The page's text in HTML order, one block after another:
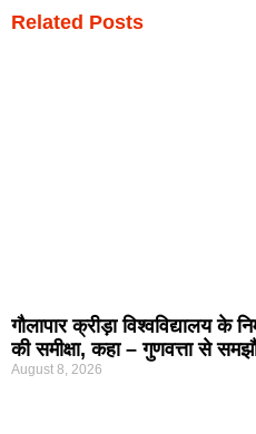
Related Posts
गौलापार क्रीड़ा विश्वविद्यालय के
की समीक्षा, कहा – गुणवत्ता से
August 8, 2026